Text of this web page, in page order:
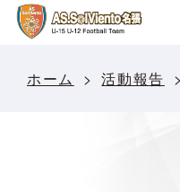
ホーム 活動報告